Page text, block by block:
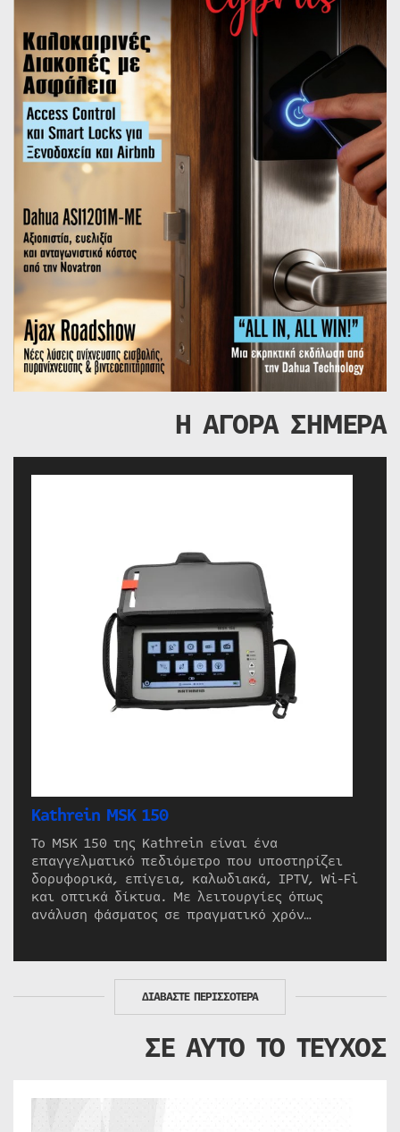
Η ΑΓΟΡΑ ΣΗΜΕΡΑ
Kathrein MSK 150
Το MSK 150 της Kathrein είναι ένα
επαγγελματικό πεδιόμετρο που υποστηρίζει
δορυφορικά, επίγεια, καλωδιακά, IPTV, Wi-Fi
και οπτικά δίκτυα. Με λειτουργίες όπως
ανάλυση φάσματος σε πραγματικό χρόν…
ΔΙΑΒΑΣΤΕ ΠΕΡΙΣΣΟΤΕΡΑ
ΣΕ ΑΥΤΟ ΤΟ ΤΕΥΧΟΣ